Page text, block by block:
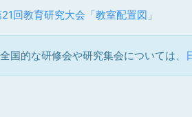
回教育研究大会「教室配置図」
全国的な研修会や研究集会については、